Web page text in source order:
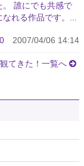
。 誰にでも共感で
れる作品です。...
0 2007/04/06 14:14
観てきた！一覧へ